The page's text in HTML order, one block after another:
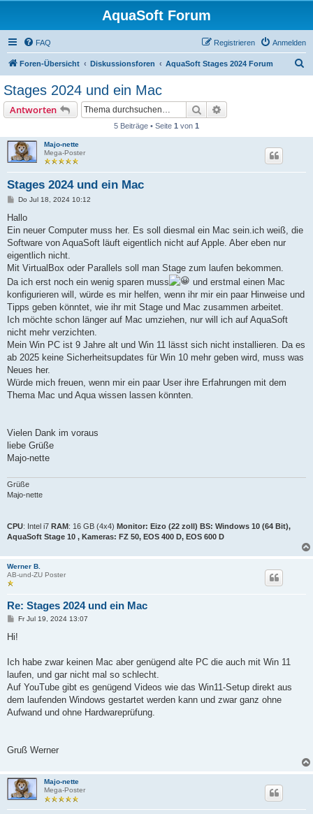
AquaSoft Forum
FAQ Anmelden
Registrieren
Foren-Übersicht Diskussionsforen AquaSoft Stages 2024 Forum
Stages 2024 und ein Mac
Antworten Suche
5 Beiträge • Seite 1 von 1
Majo-nette
Mega-Poster
Stages 2024 und ein Mac
B
i
r
a
Do Jul 18, 2024 10:12
Hallo
Ein neuer Computer muss her. Es soll diesmal ein Mac sein.ich weiß, die
Software von AquaSoft läuft eigentlich nicht auf Apple. Aber eben nur
eigentlich nicht.
Mit VirtualBox oder Parallels soll man Stage zum laufen bekommen.
Da ich erst noch ein wenig sparen muss
und erstmal einen Mac
konfigurieren will, würde es mir helfen, wenn ihr mir ein paar Hinweise und
Tipps geben könntet, wie ihr mit Stage und Mac zusammen arbeitet.
Ich möchte schon länger auf Mac umziehen, nur will ich auf AquaSoft
nicht mehr verzichten.
Mein Win PC ist 9 Jahre alt und Win 11 lässt sich nicht installieren. Da es
ab 2025 keine Sicherheitsupdates für Win 10 mehr geben wird, muss was
Neues her.
Würde mich freuen, wenn mir ein paar User ihre Erfahrungen mit dem
Thema Mac und Aqua wissen lassen könnten.
Vielen Dank im voraus
liebe Grüße
Majo-nette
Grüße
Majo-nette
CPU: Intel i7 RAM: 16 GB (4x4) Monitor: Eizo (22 zoll) BS: Windows 10 (64 Bit),
AquaSoft Stage 10 , Kameras: FZ 50, EOS 400 D, EOS 600 D
Werner B.
AB-und-ZU Poster
Re: Stages 2024 und ein Mac
B
i
a
Fr Jul 19, 2024 13:07
Hi!
Ich habe zwar keinen Mac aber genügend alte PC die auch mit Win 11
laufen, und gar nicht mal so schlecht.
Auf YouTube gibt es genügend Videos wie das Win11-Setup direkt aus
dem laufenden Windows gestartet werden kann und zwar ganz ohne
Aufwand und ohne Hardwareprüfung.
Gruß Werner
Majo-nette
Mega-Poster